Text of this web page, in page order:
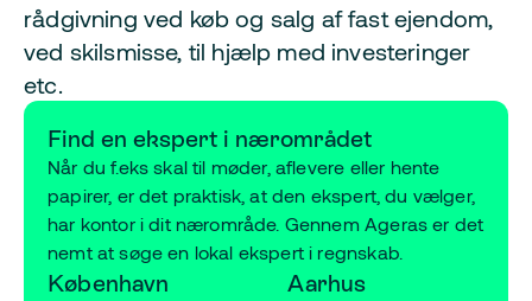
rådgivning ved køb og salg af fast ejendom,
ved skilsmisse, til hjælp med investeringer
etc.
Find en ekspert i nærområdet
Når du f.eks skal til møder, aflevere eller hente
papirer, er det praktisk, at den ekspert, du vælger,
har kontor i dit nærområde. Gennem Ageras er det
nemt at søge en lokal ekspert i regnskab.
København
Aarhus